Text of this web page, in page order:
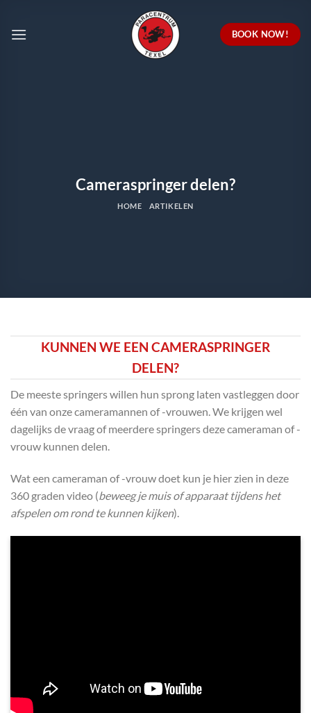
inhoud
BOOK NOW!
Cameraspringer delen?
HOME ARTIKELEN
KUNNEN WE EEN CAMERASPRINGER
DELEN?
De meeste springers willen hun sprong laten vastleggen door
één van onze cameramannen of -vrouwen. We krijgen wel
dagelijks de vraag of meerdere springers deze cameraman of -
vrouw kunnen delen.
Wat een cameraman of -vrouw doet kun je hier zien in deze
360 graden video (beweeg je muis of apparaat tijdens het
afspelen om rond te kunnen kijken).